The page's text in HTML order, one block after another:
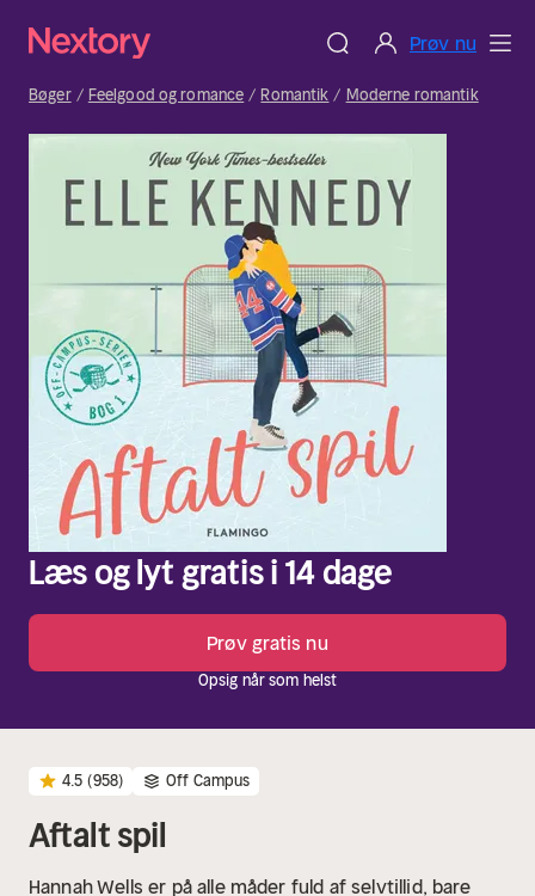
Prøv nu
Bøger Feelgood og romance Romantik Moderne romantik
Læs og lyt gratis i 14 dage
Prøv gratis nu
Opsig når som helst
4.5 (958) Off Campus
Aftalt spil
Hannah Wells er på alle måder fuld af selvtillid, bare